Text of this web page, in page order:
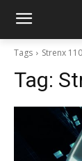
Tags Strenx
Tag: